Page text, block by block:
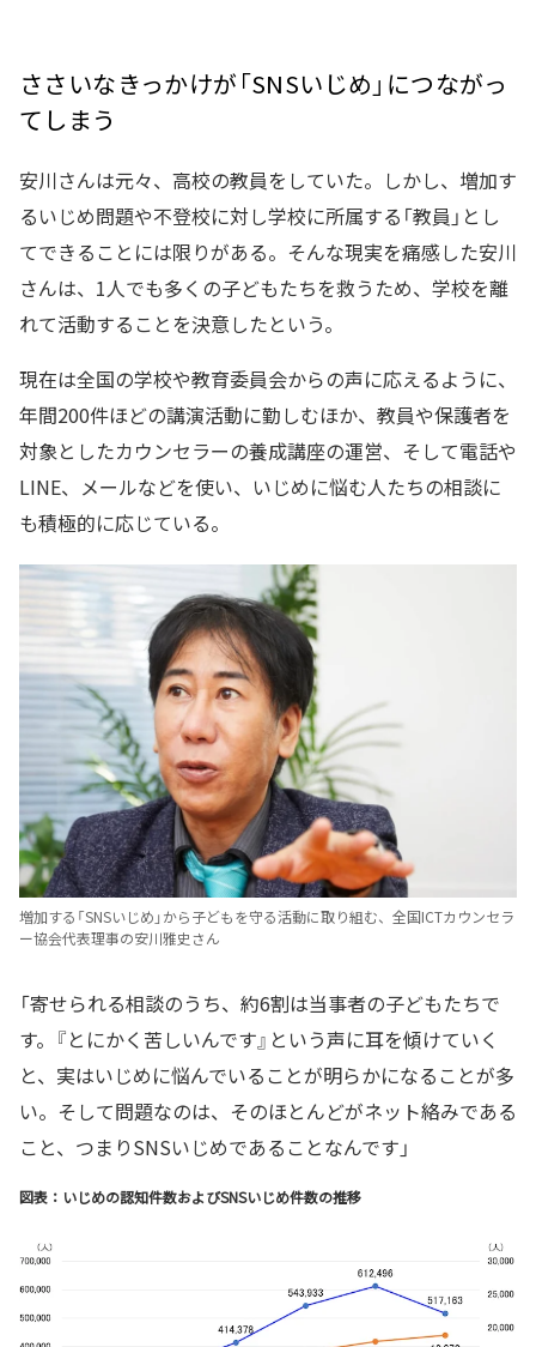
ささいなきっかけが「SNSいじめ」につながっ
てしまう
安川さんは元々、高校の教員をしていた。しかし、増加す
るいじめ問題や不登校に対し学校に所属する「教員」とし
てできることには限りがある。そんな現実を痛感した安川
さんは、1人でも多くの子どもたちを救うため、学校を離
れて活動することを決意したという。
現在は全国の学校や教育委員会からの声に応えるように、
年間200件ほどの講演活動に勤しむほか、教員や保護者を
対象としたカウンセラーの養成講座の運営、そして電話や
LINE、メールなどを使い、いじめに悩む人たちの相談に
も積極的に応じている。
増加する「SNSいじめ」から子どもを守る活動に取り組む、全国ICTカウンセラ
ー協会代表理事の安川雅史さん
「寄せられる相談のうち、約6割は当事者の子どもたちで
す。『とにかく苦しいんです』という声に耳を傾けていく
と、実はいじめに悩んでいることが明らかになることが多
い。そして問題なのは、そのほとんどがネット絡みである
こと、つまりSNSいじめであることなんです」
図表：いじめの認知件数およびSNSいじめ件数の推移